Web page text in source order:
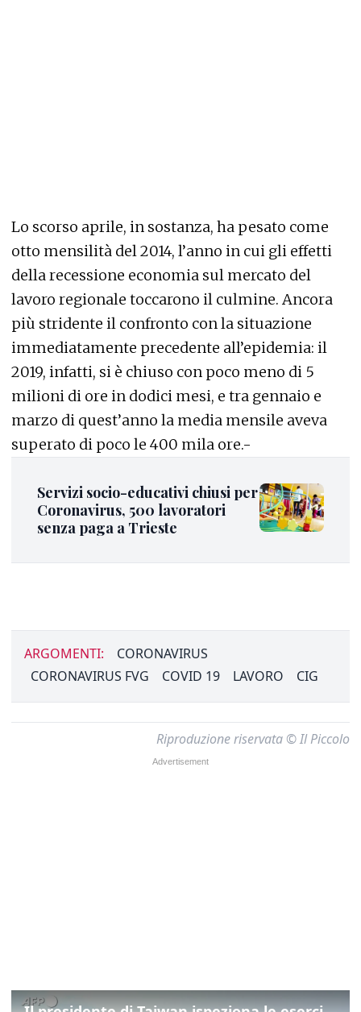
Lo scorso aprile, in sostanza, ha pesato come
otto mensilità del 2014, l’anno in cui gli effetti
della recessione economia sul mercato del
lavoro regionale toccarono il culmine. Ancora
più stridente il confronto con la situazione
immediatamente precedente all’epidemia: il
2019, infatti, si è chiuso con poco meno di 5
milioni di ore in dodici mesi, e tra gennaio e
marzo di quest’anno la media mensile aveva
superato di poco le 400 mila ore.-
Servizi socio-educativi chiusi per
Coronavirus, 500 lavoratori
senza paga a Trieste
ARGOMENTI:
CORONAVIRUS
CORONAVIRUS FVG
COVID 19 LAVORO CIG
Riproduzione riservata © Il Piccolo